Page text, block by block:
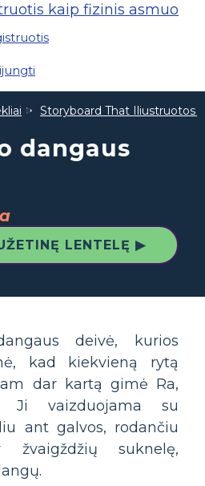
kaip fizinis asmuo
Storyboard That Iliustruotos
dangaus
LENTELĘ ▶
deivė, kurios
kad kiekvieną rytą
dar kartą gimė Ra,
Ji vaizduojama su
ant galvos, rodančiu
žvaigždžių suknelę,